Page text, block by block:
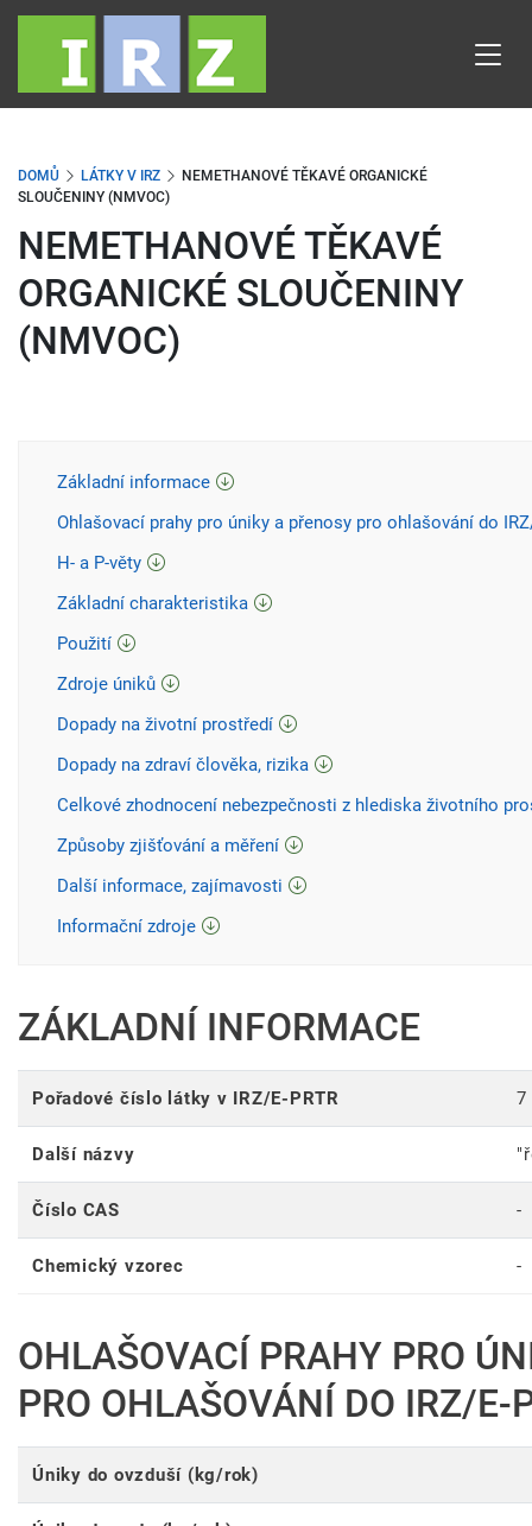
Přejít
obsahu
DOMŮ LÁTKY V IRZ
NEMETHANOVÉ TĚKAVÉ ORGANICKÉ
SLOUČENINY (NMVOC)
NEMETHANOVÉ TĚKAVÉ
ORGANICKÉ SLOUČENINY
(NMVOC)
Základní informace
Ohlašovací prahy pro úniky a přenosy pro ohlašování do
H- a P-věty
Základní charakteristika
Použití
Zdroje úniků
Dopady na životní prostředí
Dopady na zdraví člověka, rizika
Celkové zhodnocení nebezpečnosti z hlediska životního
Způsoby zjišťování a měření
Další informace, zajímavosti
Informační zdroje
ZÁKLADNÍ INFORMACE
Pořadové číslo látky v IRZ/E-PRTR 7
Další názvy
Číslo CAS -
Chemický vzorec -
OHLAŠOVACÍ PRAHY PRO
PRO OHLAŠOVÁNÍ DO IRZ/E-
Úniky do ovzduší (kg/rok)